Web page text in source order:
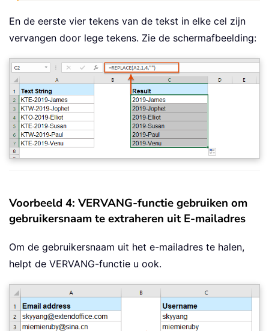
En de eerste vier tekens van de tekst in elke cel zijn
vervangen door lege tekens. Zie de schermafbeelding:
Voorbeeld 4: VERVANG-functie gebruiken om
gebruikersnaam te extraheren uit E-mailadres
Om de gebruikersnaam uit het e-mailadres te halen,
helpt de VERVANG-functie u ook.